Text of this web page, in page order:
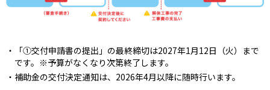
「①交付申請書の提出」の最終締切は2027年1月12日（火）まで
です。※予算がなくなり次第終了します。
補助金の交付決定通知は、2026年4月以降に随時行います。